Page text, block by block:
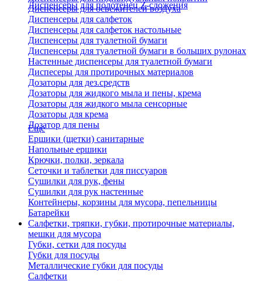
Диспенсеры для полотенец Z-сложения
Диспенсеры для освежителей воздуха
Диспенсеры для салфеток
Диспенсеры для салфеток настольные
Диспенсеры для туалетной бумаги
Диспенсеры для туалетной бумаги в больших рулонах
Настенные диспенсеры для туалетной бумаги
Диспесеры для протирочных материалов
Дозаторы для дез.средств
Дозаторы для жидкого мыла и пены, крема
Дозаторы для жидкого мыла сенсорные
Дозаторы для крема
Дозатор для пены
Еще
Ершики (щетки) санитарные
Напольные ершики
Крючки, полки, зеркала
Сеточки и таблетки для писсуаров
Сушилки для рук, фены
Сушилки для рук настенные
Контейнеры, корзины для мусора, пепельницы
Батарейки
Салфетки, тряпки, губки, протирочные материалы,
мешки для мусора
Губки, сетки для посуды
Губки для посуды
Металлические губки для посуды
Салфетки